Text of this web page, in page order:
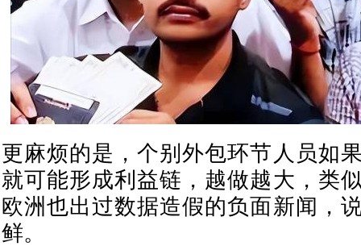
更麻烦的是，个别外包环节人员如
就可能形成利益链，越做越大，类
欧洲也出过数据造假的负面新闻，
鲜。